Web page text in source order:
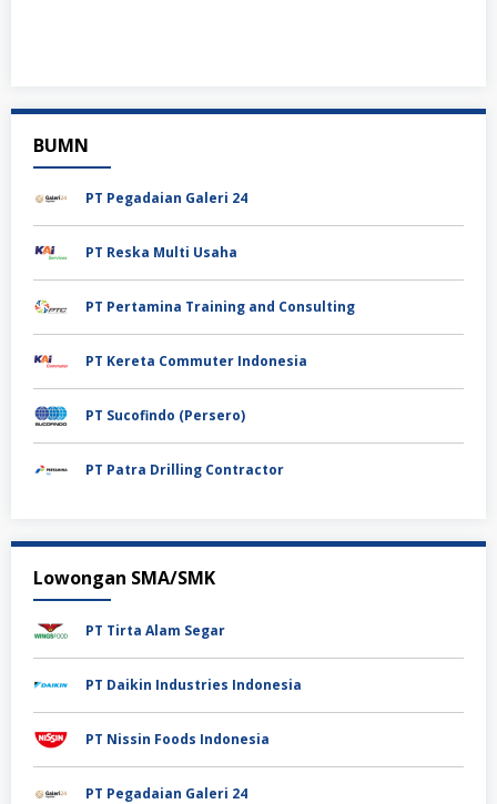
BUMN
PT Pegadaian Galeri 24
PT Reska Multi Usaha
PT Pertamina Training and Consulting
PT Kereta Commuter Indonesia
PT Sucofindo (Persero)
PT Patra Drilling Contractor
Lowongan SMA/SMK
PT Tirta Alam Segar
PT Daikin Industries Indonesia
PT Nissin Foods Indonesia
PT Pegadaian Galeri 24